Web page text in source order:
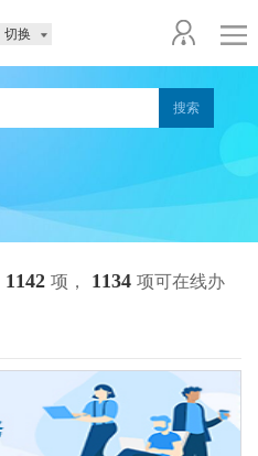
切换
1142 项， 1134 项可在线办